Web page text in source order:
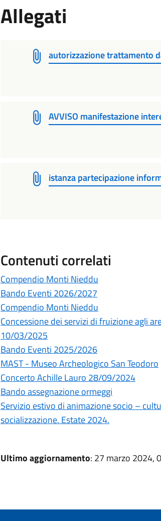
Allegati
autorizzazione trattamento
AVVISO manifestazione
istanza partecipazione
Contenuti correlati
Compendio Monti Nieddu
Bando Eventi 2026/2027
Compendio Monti Nieddu
Concessione dei servizi di fruizione agli
10/03/2025
Bando Eventi 2025/2026
MAST - Museo Archeologico San Teodoro
Concerto Achille Lauro 28/09/2024
Bando assegnazione ormeggi
Servizio estivo di animazione socio –
socializzazione. Estate 2024.
Ultimo aggiornamento: 27 marzo 2024,